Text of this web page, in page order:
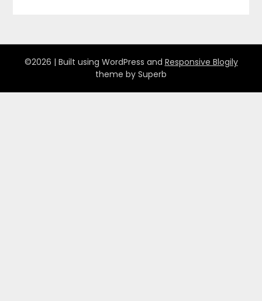
©2026 | Built using WordPress and Responsive Blogily
theme by Superb